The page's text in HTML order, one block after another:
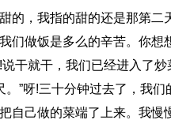
的，我指的甜的还是那第二
们做饭是多么的辛苦。你想
干就干，我们已经进入了
”呀!三十分钟过去了，我们
自己做的菜端了上来。我慢